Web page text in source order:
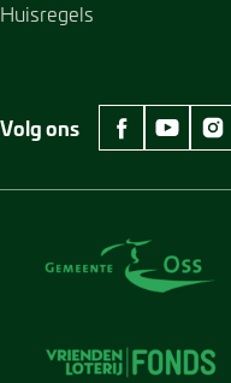
Huisregels
Volg ons
facebookyoutube